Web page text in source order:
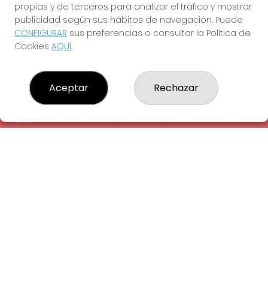
EL DRAC VERMELL DE LA SORT
¿Quiénes somos?
Comprar lotería
Contacto
Empresas
Peñas
propias y de terceros para analizar el tráfico y mostrar
publicidad según sus hábitos de navegación. Puede
CONFIGURAR sus preferencias o consultar la Política de
Cookies AQUÍ.
Aceptar Rechazar